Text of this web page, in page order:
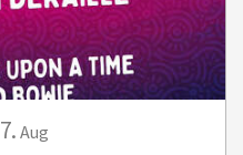
7. Aug